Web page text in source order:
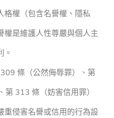
格權（包含名譽權、隱私
權是維護人性尊嚴與個人主
。
條（公然侮辱罪）、第
313 條（妨害信用罪）
重侵害名譽或信用的行為設